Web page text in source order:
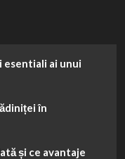
esentiali ai unui
în
și ce avantaje